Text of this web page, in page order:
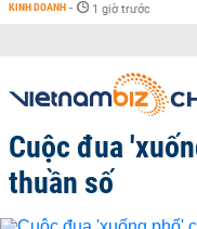
KINH DOANH - 1 giờ trước
Cuộc đua
thuần số